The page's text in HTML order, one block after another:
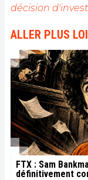
décision
ALLER PLUS
FTX : Sam
définitivement